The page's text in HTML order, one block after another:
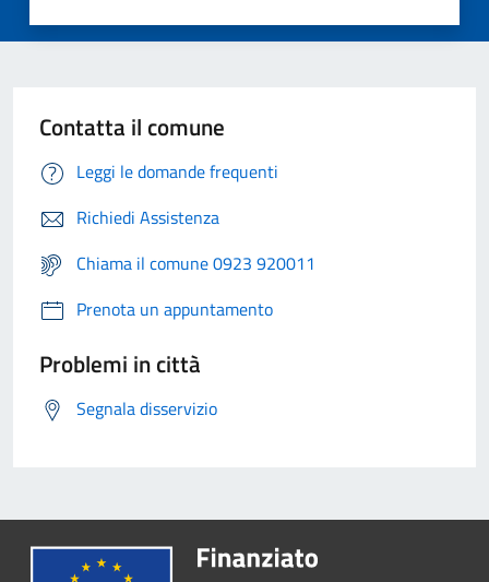
Contatta il comune
Leggi le domande frequenti
Richiedi Assistenza
Chiama il comune 0923 920011
Prenota un appuntamento
Problemi in città
Segnala disservizio